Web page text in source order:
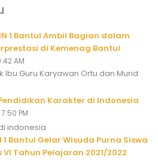
1 Bantul Ambil Bagian dalam
di Kemenag Bantul
AM
Guru Karyawan Ortu dan Murid
Karakter di Indonesia
PM
indonesia
1 Bantul Gelar Wisuda Purna Siswa
Tahun Pelajaran 2021/2022